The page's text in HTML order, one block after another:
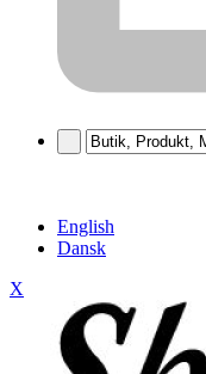
English
Dansk
X